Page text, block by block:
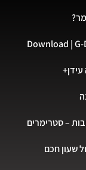
Download | G-
עידן+
– סטרימרים
שעון חכם